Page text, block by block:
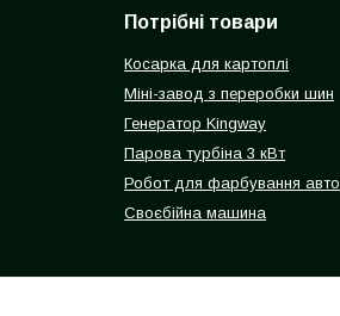
Потрібні товари
Косарка для картоплі
Міні-завод з переробки шин
Генератор Kingway
Парова турбіна 3 кВт
Робот для фарбування авто
Своєбійна машина